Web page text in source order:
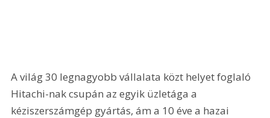
A világ 30 legnagyobb vállalata közt helyet foglaló
Hitachi-nak csupán az egyik üzletága a
kéziszerszámgép gyártás, ám a 10 éve a hazai